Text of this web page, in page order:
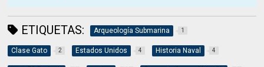
ETIQUETAS: Arqueología Submarina 1
Clase Gato 2 Estados Unidos 4 Historia Naval 4